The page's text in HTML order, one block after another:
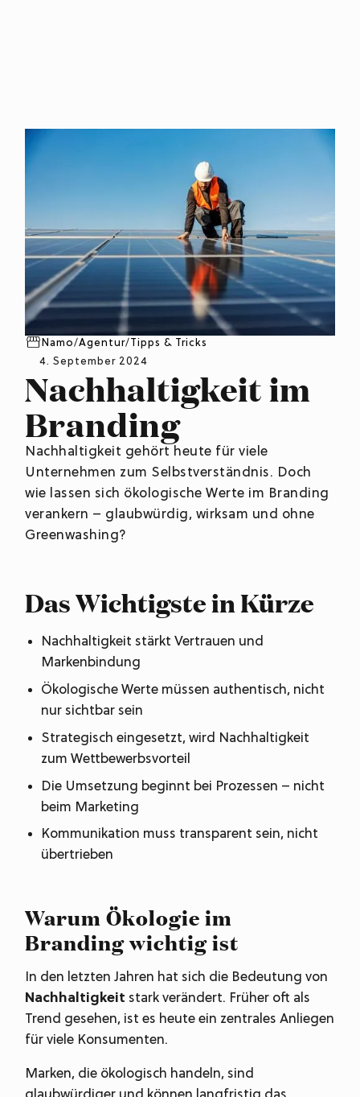
Namo/Agentur/Tipps & Tricks
4. September 2024
Nachhaltigkeit im
Branding
Nachhaltigkeit gehört heute für viele
Unternehmen zum Selbstverständnis. Doch
wie lassen sich ökologische Werte im Branding
verankern – glaubwürdig, wirksam und ohne
Greenwashing?
Das Wichtigste in Kürze
Nachhaltigkeit stärkt Vertrauen und
Markenbindung
Ökologische Werte müssen authentisch, nicht
nur sichtbar sein
Strategisch eingesetzt, wird Nachhaltigkeit
zum Wettbewerbsvorteil
Die Umsetzung beginnt bei Prozessen – nicht
beim Marketing
Kommunikation muss transparent sein, nicht
übertrieben
Warum Ökologie im
Branding wichtig ist
In den letzten Jahren hat sich die Bedeutung von
Nachhaltigkeit stark verändert. Früher oft als
Trend gesehen, ist es heute ein zentrales Anliegen
für viele Konsumenten.
Marken, die ökologisch handeln, sind